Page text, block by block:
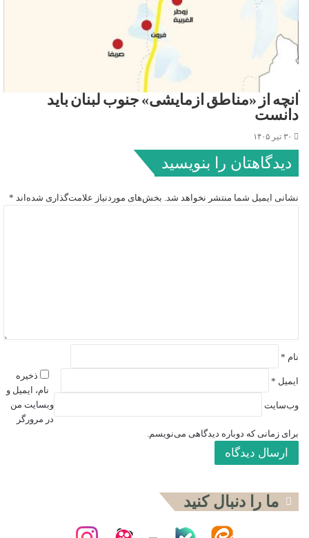
آنچه از «مناطق آزمایشی» جنوب لبنان باید
دانست
۳۰ تیر ۱۴۰۵
دیدگاهتان را بنویسید
نشانی ایمیل شما منتشر نخواهد شد. بخش‌های موردنیاز علامت‌گذاری شده‌اند *
نام *
ایمیل *
وب‌سایت
ذخیره
نام، ایمیل و
وبسایت من
در مرورگر
برای زمانی که دوباره دیدگاهی می‌نویسم.
ما را دنبال کنید